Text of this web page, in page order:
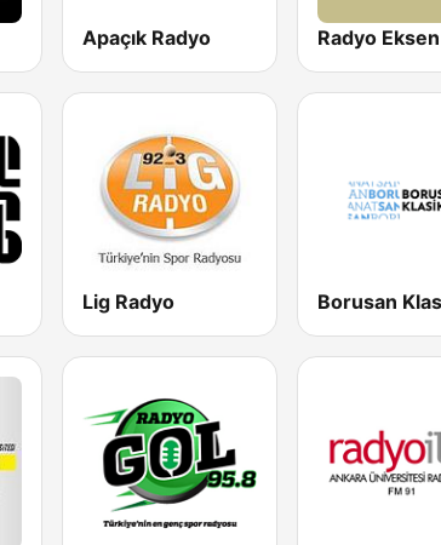
Apaçık Radyo Radyo Eksen
Lig Radyo Borusan